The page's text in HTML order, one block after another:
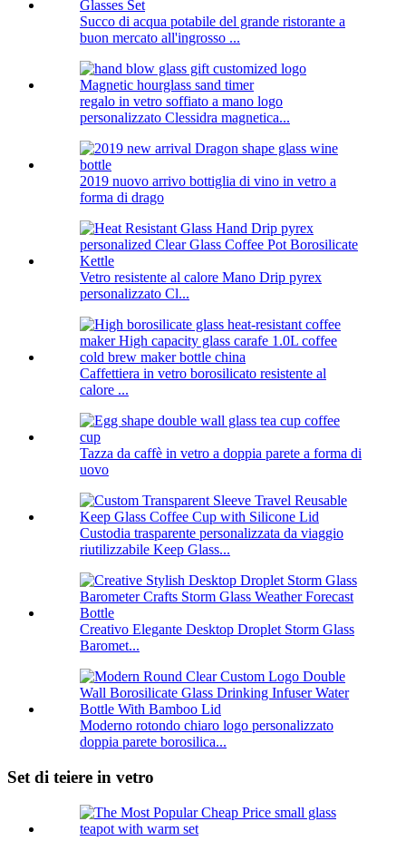
Succo di acqua potabile del grande ristorante a
buon mercato all'ingrosso ...
regalo in vetro soffiato a mano logo
personalizzato Clessidra magnetica...
2019 nuovo arrivo bottiglia di vino in vetro a
forma di drago
Vetro resistente al calore Mano Drip pyrex
personalizzato Cl...
Caffettiera in vetro borosilicato resistente al
calore ...
Tazza da caffè in vetro a doppia parete a forma di
uovo
Custodia trasparente personalizzata da viaggio
riutilizzabile Keep Glass...
Creativo Elegante Desktop Droplet Storm Glass
Baromet...
Moderno rotondo chiaro logo personalizzato
doppia parete borosilica...
Set di teiere in vetro